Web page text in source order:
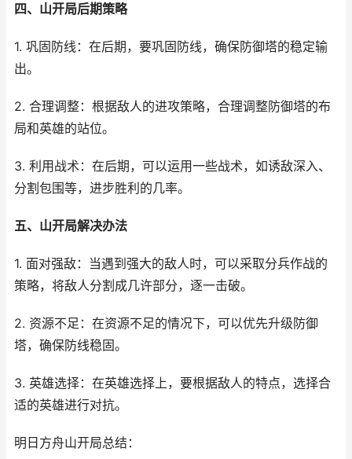
四、山开局后期策略
1. 巩固防线：在后期，要巩固防线，确保防御塔的稳定输
出。
2. 合理调整：根据敌人的进攻策略，合理调整防御塔的布
局和英雄的站位。
3. 利用战术：在后期，可以运用一些战术，如诱敌深入、
分割包围等，进步胜利的几率。
五、山开局解决办法
1. 面对强敌：当遇到强大的敌人时，可以采取分兵作战的
策略，将敌人分割成几许部分，逐一击破。
2. 资源不足：在资源不足的情况下，可以优先升级防御
塔，确保防线稳固。
3. 英雄选择：在英雄选择上，要根据敌人的特点，选择合
适的英雄进行对抗。
明日方舟山开局总结：